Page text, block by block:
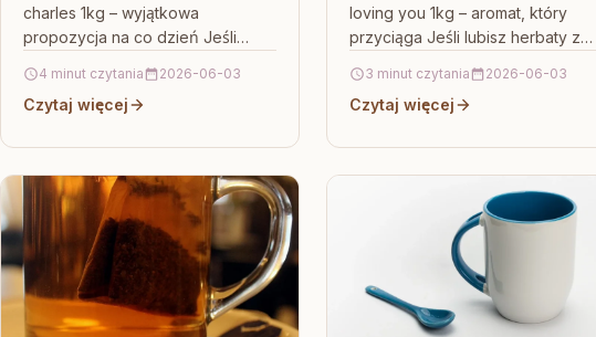
charles 1kg – wyjątkowa
propozycja na co dzień Jeśli
smakuje, ale też potrafi urozmaicić
poranki i…
4 minut czytania 2026-06-03
Czytaj więcej
loving you 1kg – aromat, który
przyciąga Jeśli lubisz herbaty z
przyjemnym profilem smakowym,
to Herbata darjeeling himalayan…
3 minut czytania 2026-06-03
Czytaj więcej